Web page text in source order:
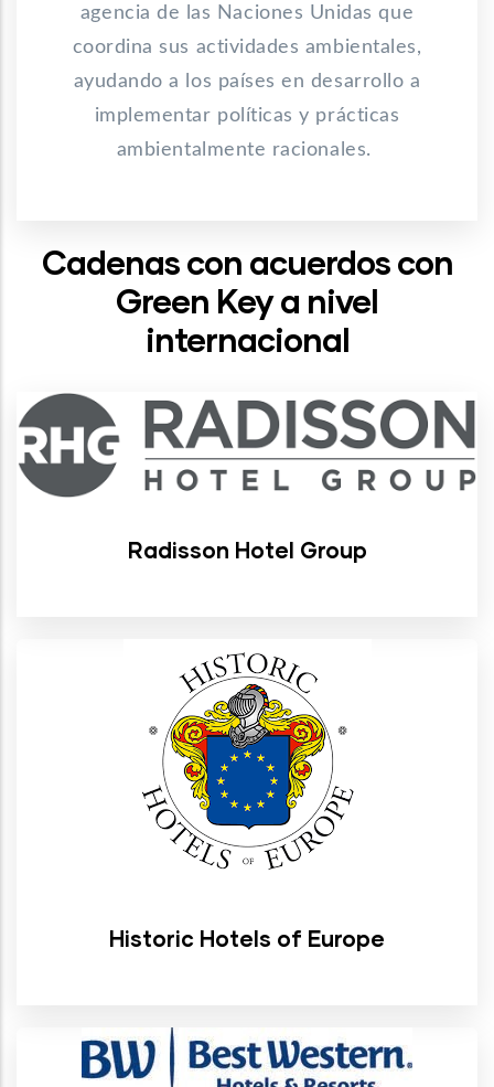
agencia de las Naciones Unidas que
coordina sus actividades ambientales,
ayudando a los países en desarrollo a
implementar políticas y prácticas
ambientalmente racionales.
Cadenas con acuerdos con
Green Key a nivel
internacional
Radisson Hotel Group
Historic Hotels of Europe